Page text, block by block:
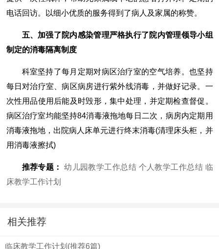
电话回访。以细小优质的服务得到了病人及家属的称赞。
五、加强了院内感染管理严格执行了院内管理领导小组
制定的消毒隔离制度
科室坚持了每月定期对病区治疗室的空气培养。也坚持
每日对治疗室、病区病房进行紫外线消毒，并做好记录。一
次性用品使用后能及时毁形，集中处理，并定期检查督促。
病区治疗室均能坚持84消毒液拖地每日二次，病房内定期用
消毒液拖地，出院病人床单元进行终末消毒(清理床头柜，并
用消毒液擦拭)
推荐专题： 幼儿园教学工作总结 个人教学工作总结 临
床教学工作计划
相关推荐
临床教学工作计划(推荐6篇)